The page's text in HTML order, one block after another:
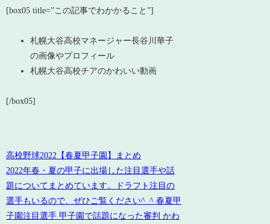
[box05 title=”この記事でわかかること”]
札幌大谷高校マネージャー長谷川華子
の画像やプロフィール
札幌大谷高校チアのかわいい動画
[/box05]
高校野球2022【春夏甲子園】まとめ
2022年春・夏の甲子に出場した注目選手や話
題についてまとめています。ドラフト注目の
選手もいるので、ぜひご覧ください^_^ 春夏甲
子園注目選手 甲子園で話題になった審判 かわ